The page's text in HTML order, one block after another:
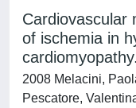
Cardiovascular
of ischemia in
cardiomyopathy.
2008 Melacini,
Pescatore,